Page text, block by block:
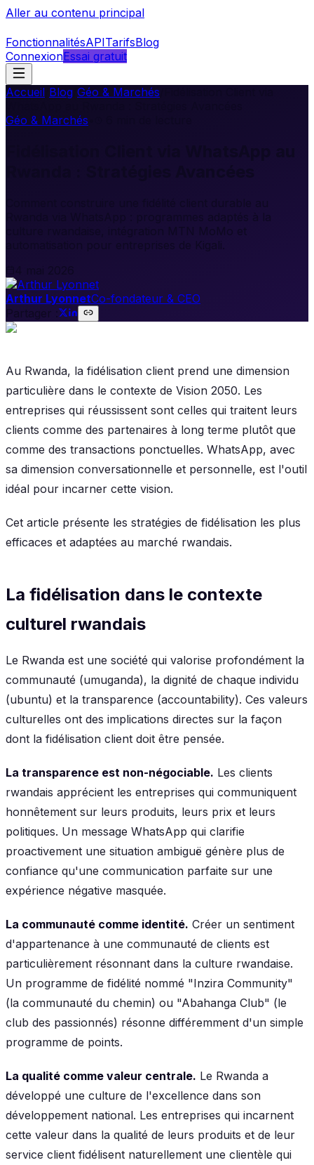
Aller au contenu principal
FonctionnalitésAPITarifsBlog
ConnexionEssai gratuit
Accueil Blog Géo & Marchés
Géo & Marchés
culture rwandaise, intégration MTN MoMo et
automatisation pour entreprises de Kigali.
Arthur LyonnetCo-fondateur & CEO
Partager :
Au Rwanda, la fidélisation client prend une dimension
particulière dans le contexte de Vision 2050. Les
entreprises qui réussissent sont celles qui traitent leurs
clients comme des partenaires à long terme plutôt que
comme des transactions ponctuelles. WhatsApp, avec
sa dimension conversationnelle et personnelle, est l'outil
idéal pour incarner cette vision.
Cet article présente les stratégies de fidélisation les plus
efficaces et adaptées au marché rwandais.
La fidélisation dans le contexte
culturel rwandais
Le Rwanda est une société qui valorise profondément la
communauté (umuganda), la dignité de chaque individu
(ubuntu) et la transparence (accountability). Ces valeurs
culturelles ont des implications directes sur la façon
dont la fidélisation client doit être pensée.
La transparence est non-négociable. Les clients
rwandais apprécient les entreprises qui communiquent
honnêtement sur leurs produits, leurs prix et leurs
politiques. Un message WhatsApp qui clarifie
proactivement une situation ambiguë génère plus de
confiance qu'une communication parfaite sur une
expérience négative masquée.
La communauté comme identité. Créer un sentiment
d'appartenance à une communauté de clients est
particulièrement résonnant dans la culture rwandaise.
Un programme de fidélité nommé "Inzira Community"
(la communauté du chemin) ou "Abahanga Club" (le
club des passionnés) résonne différemment d'un simple
programme de points.
La qualité comme valeur centrale. Le Rwanda a
développé une culture de l'excellence dans son
développement national. Les entreprises qui incarnent
cette valeur dans la qualité de leurs produits et de leur
service client fidélisent naturellement une clientèle qui